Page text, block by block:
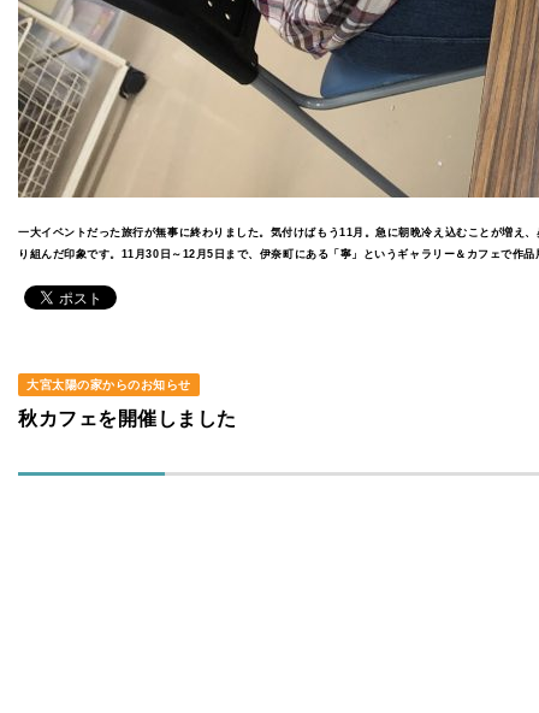
一大イベントだった旅行が無事に終わりました。気付けばもう11月。急に朝晩冷え込むことが増え
り組んだ印象です。11月30日～12月5日まで、伊奈町にある「寧」というギャラリー＆カフェで
大宮太陽の家からのお知らせ
秋カフェを開催しました